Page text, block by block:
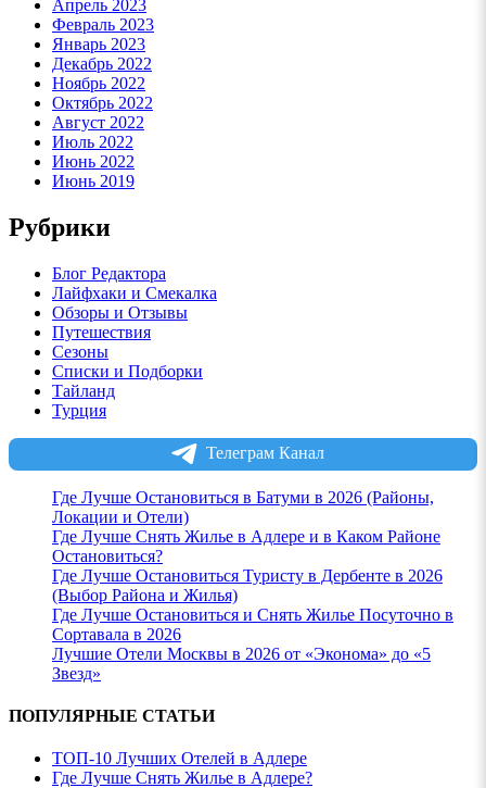
Апрель 2023
Февраль 2023
Январь 2023
Декабрь 2022
Ноябрь 2022
Октябрь 2022
Август 2022
Июль 2022
Июнь 2022
Июнь 2019
Рубрики
Блог Редактора
Лайфхаки и Смекалка
Обзоры и Отзывы
Путешествия
Сезоны
Списки и Подборки
Тайланд
Турция
Телеграм Канал
Где Лучше Остановиться в Батуми в 2026 (Районы,
Локации и Отели)
Где Лучше Снять Жилье в Адлере и в Каком Районе
Остановиться?
Где Лучше Остановиться Туристу в Дербенте в 2026
(Выбор Района и Жилья)
Где Лучше Остановиться и Снять Жилье Посуточно в
Сортавала в 2026
Лучшие Отели Москвы в 2026 от «Эконома» до «5
Звезд»
ПОПУЛЯРНЫЕ СТАТЬИ
ТОП-10 Лучших Отелей в Адлере
Где Лучше Снять Жилье в Адлере?